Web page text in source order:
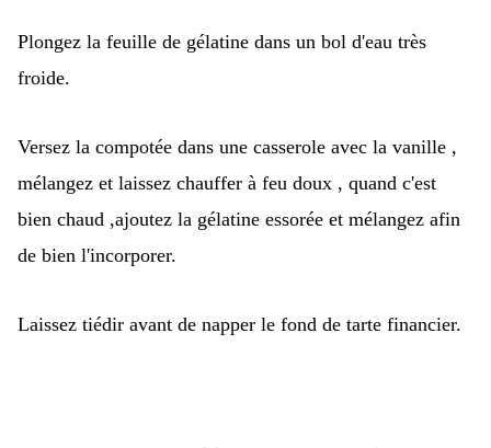
Plongez la feuille de gélatine dans un bol d'eau très
froide.
Versez la compotée dans une casserole avec la vanille ,
mélangez et laissez chauffer à feu doux , quand c'est
bien chaud ,ajoutez la gélatine essorée et mélangez afin
de bien l'incorporer.
Laissez tiédir avant de napper le fond de tarte financier.